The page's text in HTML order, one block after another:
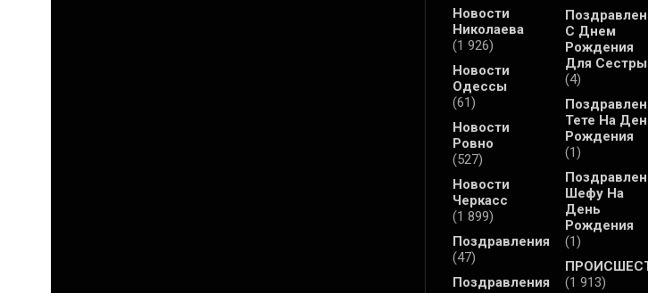
Новости
Николаева
(1 926)
Новости
Одессы
(61)
Новости
Ровно
(527)
Новости
Черкасс
(1 899)
Поздравления
(47)
Поздравления
С Днем
Рождения
Для Сестры
(4)
Тете На
Рождения
(1)
Шефу На
День
Рождения
(1)
(1 913)